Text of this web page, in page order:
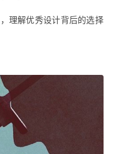
理解优秀设计背后的选择